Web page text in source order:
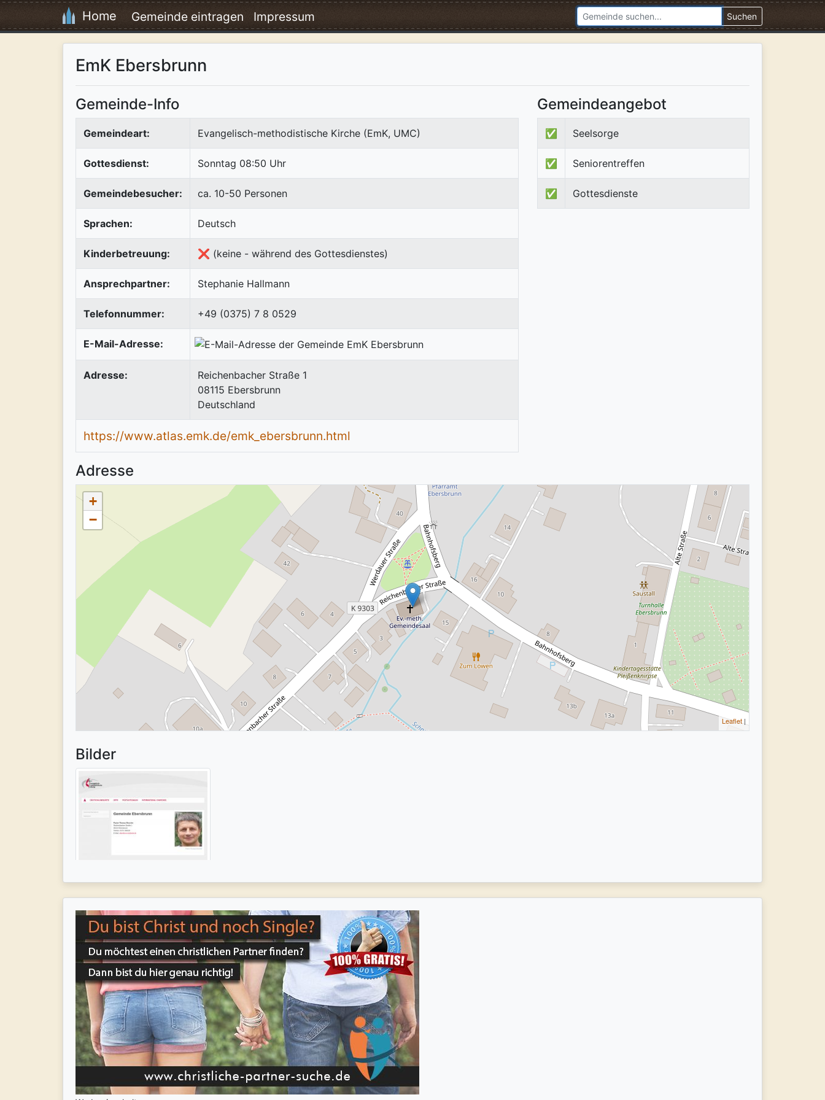
Home Gemeinde eintragen Impressum Suchen
EmK Ebersbrunn
Gemeinde-Info
Gemeindeart: Evangelisch-methodistische Kirche (EmK, UMC)
Gottesdienst: Sonntag 08:50 Uhr
Gemeindebesucher: ca. 10-50 Personen
Sprachen: Deutsch
Kinderbetreuung: ❌ (keine - während des Gottesdienstes)
Ansprechpartner: Stephanie Hallmann
Telefonnummer: +49 (0375) 7 8 0529
E-Mail-Adresse:
Adresse:
Reichenbacher Straße 1
08115 Ebersbrunn
Deutschland
https://www.atlas.emk.de/emk_ebersbrunn.html
Gemeindeangebot
✅ Seelsorge
✅ Seniorentreffen
✅ Gottesdienste
Adresse
+
−
Leaflet |
Bilder